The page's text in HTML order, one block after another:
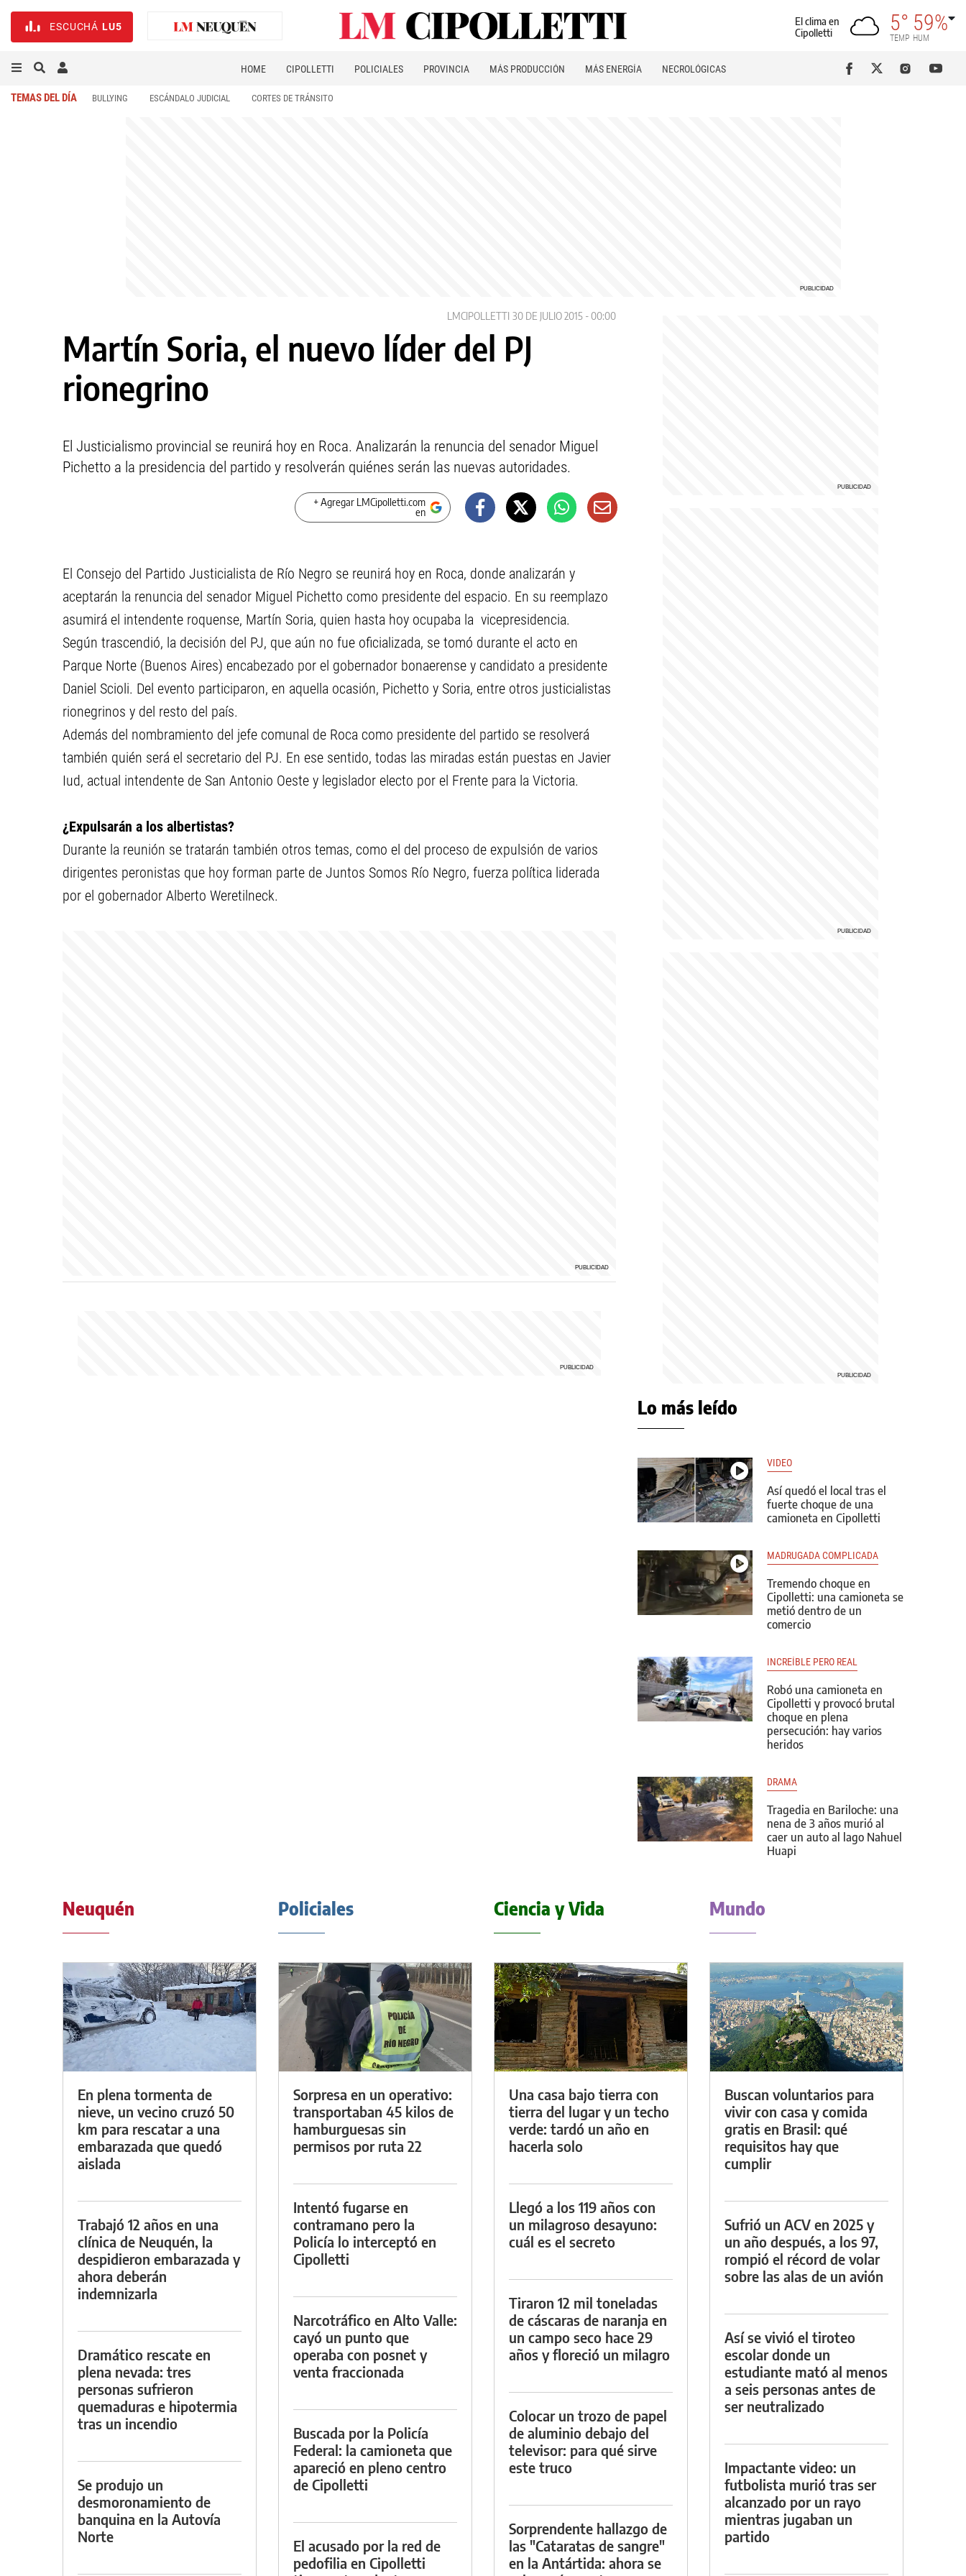
ESCUCHÁ LU5
El clima en
Cipolletti
5°
TEMP
59%
HUM
HOME CIPOLLETTI POLICIALES PROVINCIA MÁS PRODUCCIÓN MÁS ENERGÍA NECROLÓGICAS
TEMAS DEL DÍA BULLYING ESCÁNDALO JUDICIAL CORTES DE TRÁNSITO
LMCIPOLLETTI 30 DE JULIO 2015 - 00:00
Martín Soria, el nuevo líder del PJ
rionegrino
El Justicialismo provincial se reunirá hoy en Roca. Analizarán la renuncia del senador Miguel
Pichetto a la presidencia del partido y resolverán quiénes serán las nuevas autoridades.
+ Agregar LMCipolletti.com
en
El Consejo del Partido Justicialista de Río Negro se reunirá hoy en Roca, donde analizarán y
aceptarán la renuncia del senador Miguel Pichetto como presidente del espacio. En su reemplazo
asumirá el intendente roquense, Martín Soria, quien hasta hoy ocupaba la vicepresidencia.
Según trascendió, la decisión del PJ, que aún no fue oficializada, se tomó durante el acto en
Parque Norte (Buenos Aires) encabezado por el gobernador bonaerense y candidato a presidente
Daniel Scioli. Del evento participaron, en aquella ocasión, Pichetto y Soria, entre otros justicialistas
rionegrinos y del resto del país.
Además del nombramiento del jefe comunal de Roca como presidente del partido se resolverá
también quién será el secretario del PJ. En ese sentido, todas las miradas están puestas en Javier
Iud, actual intendente de San Antonio Oeste y legislador electo por el Frente para la Victoria.
¿Expulsarán a los albertistas?
Durante la reunión se tratarán también otros temas, como el del proceso de expulsión de varios
dirigentes peronistas que hoy forman parte de Juntos Somos Río Negro, fuerza política liderada
por el gobernador Alberto Weretilneck.
Lo más leído
VIDEO
Así quedó el local tras el
fuerte choque de una
camioneta en Cipolletti
MADRUGADA COMPLICADA
Tremendo choque en
Cipolletti: una camioneta se
metió dentro de un
comercio
INCREÍBLE PERO REAL
Robó una camioneta en
Cipolletti y provocó brutal
choque en plena
persecución: hay varios
heridos
DRAMA
Tragedia en Bariloche: una
nena de 3 años murió al
caer un auto al lago Nahuel
Huapi
Neuquén
En plena tormenta de
nieve, un vecino cruzó 50
km para rescatar a una
embarazada que quedó
aislada
Trabajó 12 años en una
clínica de Neuquén, la
despidieron embarazada y
ahora deberán
indemnizarla
Dramático rescate en
plena nevada: tres
personas sufrieron
quemaduras e hipotermia
tras un incendio
Se produjo un
desmoronamiento de
banquina en la Autovía
Norte
Policiales
Sorpresa en un operativo:
transportaban 45 kilos de
hamburguesas sin
permisos por ruta 22
Intentó fugarse en
contramano pero la
Policía lo interceptó en
Cipolletti
Narcotráfico en Alto Valle:
cayó un punto que
operaba con posnet y
venta fraccionada
Buscada por la Policía
Federal: la camioneta que
apareció en pleno centro
de Cipolletti
El acusado por la red de
pedofilia en Cipolletti
Ciencia y Vida
Una casa bajo tierra con
tierra del lugar y un techo
verde: tardó un año en
hacerla solo
Llegó a los 119 años con
un milagroso desayuno:
cuál es el secreto
Tiraron 12 mil toneladas
de cáscaras de naranja en
un campo seco hace 29
años y floreció un milagro
Colocar un trozo de papel
de aluminio debajo del
televisor: para qué sirve
este truco
Sorprendente hallazgo de
las "Cataratas de sangre"
en la Antártida: ahora se
Mundo
Buscan voluntarios para
vivir con casa y comida
gratis en Brasil: qué
requisitos hay que
cumplir
Sufrió un ACV en 2025 y
un año después, a los 97,
rompió el récord de volar
sobre las alas de un avión
Así se vivió el tiroteo
escolar donde un
estudiante mató al menos
a seis personas antes de
ser neutralizado
Impactante video: un
futbolista murió tras ser
alcanzado por un rayo
mientras jugaban un
partido